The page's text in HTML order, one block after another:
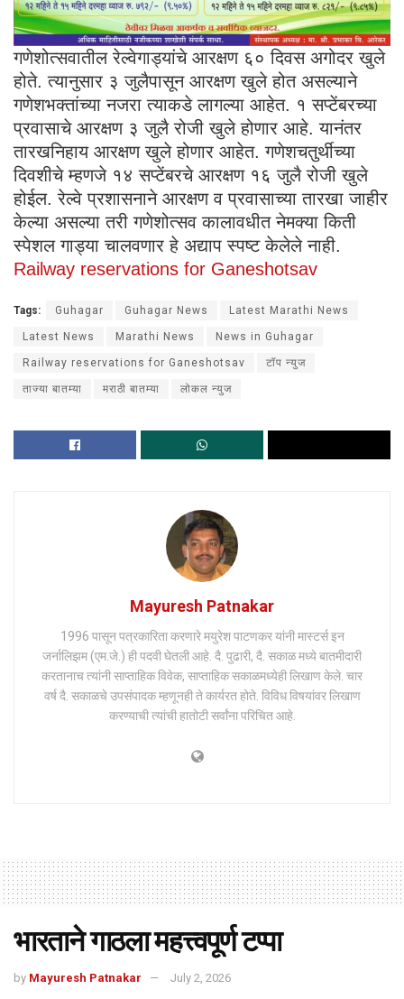
गणेशोत्सवातील रेल्वेगाड्यांचे आरक्षण ६० दिवस अगोदर खुले
होते. त्यानुसार ३ जुलैपासून आरक्षण खुले होत असल्याने
गणेशभक्तांच्या नजरा त्याकडे लागल्या आहेत. १ सप्टेंबरच्या
प्रवासाचे आरक्षण ३ जुलै रोजी खुले होणार आहे. यानंतर
तारखनिहाय आरक्षण खुले होणार आहेत. गणेशचतुर्थीच्या
दिवशीचे म्हणजे १४ सप्टेंबरचे आरक्षण १६ जुलै रोजी खुले
होईल. रेल्वे प्रशासनाने आरक्षण व प्रवासाच्या तारखा जाहीर
केल्या असल्या तरी गणेशोत्सव कालावधीत नेमक्या किती
स्पेशल गाड्या चालवणार हे अद्याप स्पष्ट केलेले नाही.
Railway reservations for Ganeshotsav
Tags: Guhagar Guhagar News Latest Marathi News
Latest News Marathi News News in Guhagar
Railway reservations for Ganeshotsav टॉप न्युज
ताज्या बातम्या मराठी बातम्या लोकल न्युज
Mayuresh Patnakar
1996 पासून पत्रकारिता करणारे मयुरेश पाटणकर यांनी मास्टर्स इन
जर्नालिझम (एम.जे.) ही पदवी घेतली आहे. दै. पुढारी, दै. सकाळ मध्ये बातमीदारी
करतानाच त्यांनी साप्ताहिक विवेक, साप्ताहिक सकाळमध्येही लिखाण केले. चार
वर्ष दै. सकाळचे उपसंपादक म्हणूनही ते कार्यरत होते. विविध विषयांवर लिखाण
करण्याची त्यांची हातोटी सर्वांना परिचित आहे.
भारताने गाठला महत्त्वपूर्ण टप्पा
by Mayuresh Patnakar July 2, 2026